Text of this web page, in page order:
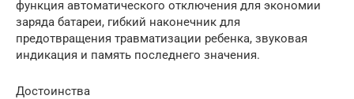
функция автоматического отключения для экономии
заряда батареи, гибкий наконечник для
предотвращения травматизации ребенка, звуковая
индикация и память последнего значения.
Достоинства